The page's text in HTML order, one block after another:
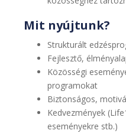
Mit nyújtunk?
Strukturált
Fejlesztő,
Közösségi
programokat
Biztonságos,
Kedvezmények
eseményekre stb.)